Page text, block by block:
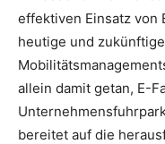
effektiven Einsatz von
heutige und
allein damit getan, E-
bereitet auf die